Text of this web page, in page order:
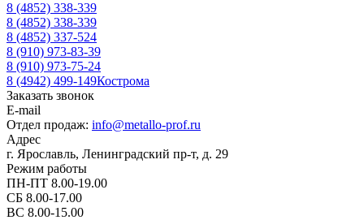
8 (4852) 338-339
8 (4852) 338-339
8 (4852) 337-524
8 (910) 973-83-39
8 (910) 973-75-24
8 (4942) 499-149Кострома
Заказать звонок
E-mail
Отдел продаж: info@metallo-prof.ru
Адрес
г. Ярославль, Ленинградский пр-т, д. 29
Режим работы
ПН-ПТ 8.00-19.00
СБ 8.00-17.00
ВС 8.00-15.00